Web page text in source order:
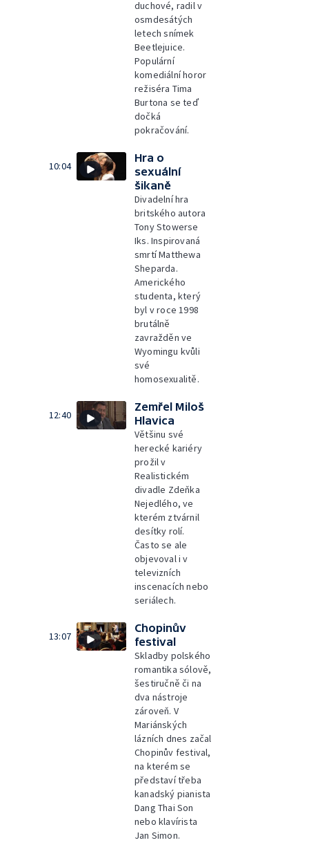
duchové, radil v
osmdesátých
letech snímek
Beetlejuice.
Populární
komediální horor
režiséra Tima
Burtona se teď
dočká
pokračování.
10:04
Hra o
sexuální
šikaně
Divadelní hra
britského autora
Tony Stowerse
Iks. Inspirovaná
smrtí Matthewa
Sheparda.
Amerického
studenta, který
byl v roce 1998
brutálně
zavražděn ve
Wyomingu kvůli
své
homosexualitě.
12:40
Zemřel Miloš
Hlavica
Většinu své
herecké kariéry
prožil v
Realistickém
divadle Zdeňka
Nejedlého, ve
kterém ztvárnil
desítky rolí.
Často se ale
objevoval i v
televizních
inscenacích nebo
seriálech.
13:07
Chopinův
festival
Skladby polského
romantika sólově,
šestiručně či na
dva nástroje
zároveň. V
Mariánských
lázních dnes začal
Chopinův festival,
na kterém se
představí třeba
kanadský pianista
Dang Thai Son
nebo klavírista
Jan Simon.